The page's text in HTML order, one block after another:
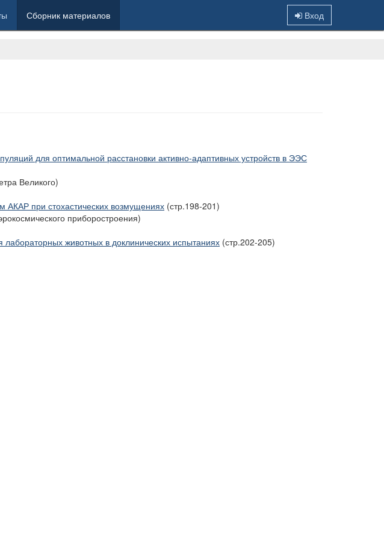
Сборник материалов Вход
для оптимальной расстановки активно-адаптивных устройств в ЭЭС
Великого)
АКАР при стохастических возмущениях (стр.198-201)
приборостроения)
лабораторных животных в доклинических испытаниях (стр.202-205)